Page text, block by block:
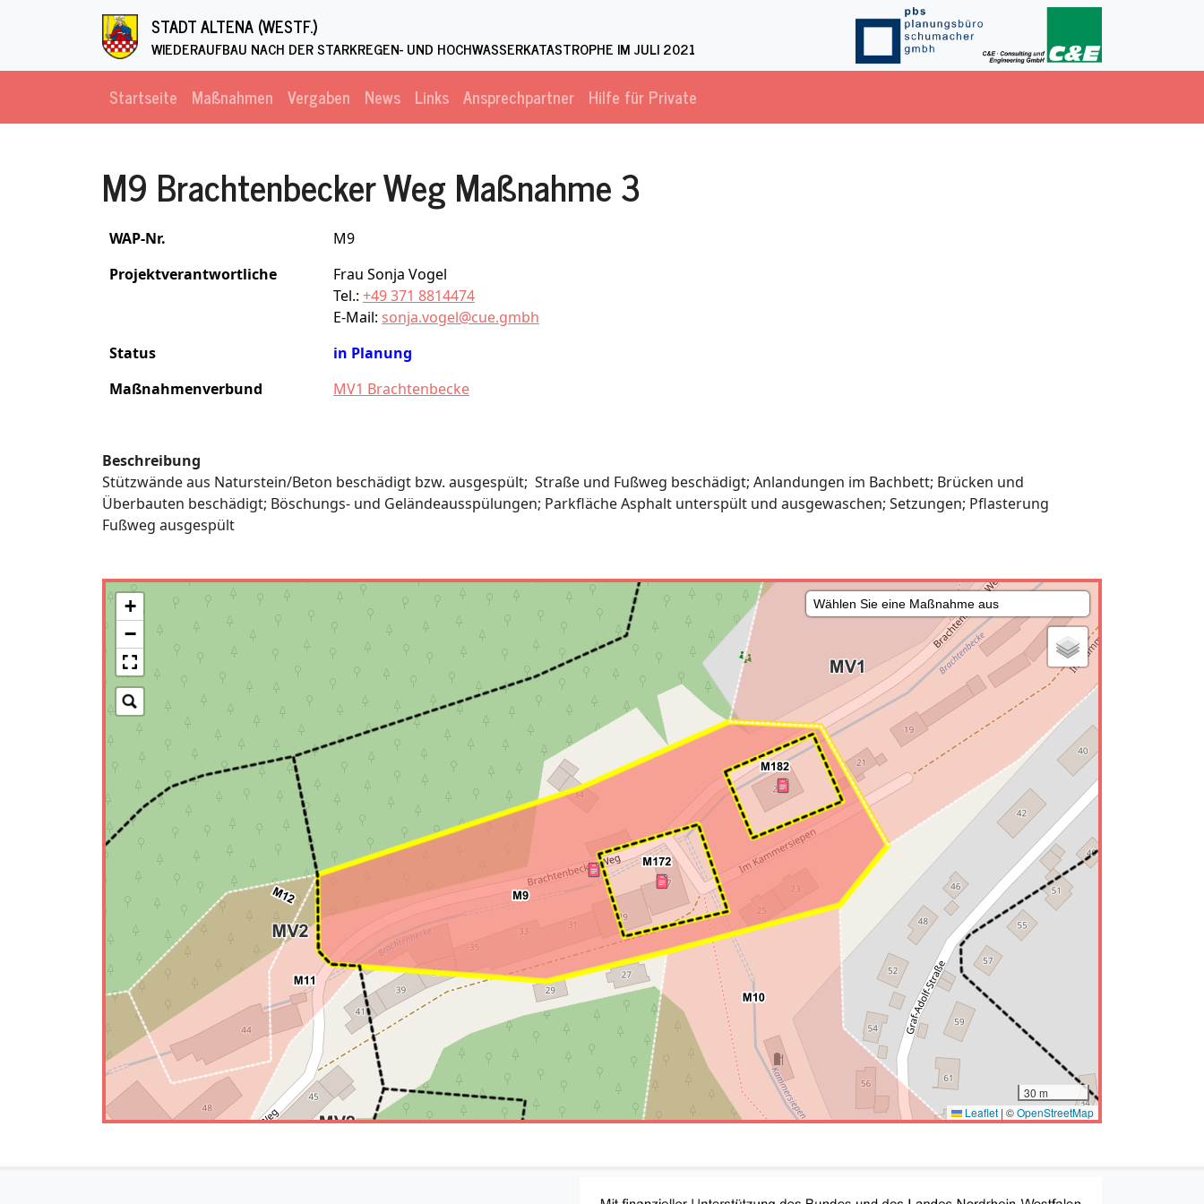
Direkt zum Inhalt
STADT ALTENA (WESTF.)
WIEDERAUFBAU NACH DER STARKREGEN- UND HOCHWASSERKATASTROPHE IM JULI 2021
Startseite Maßnahmen Vergaben News Links Ansprechpartner Hilfe für Private
M9 Brachtenbecker Weg Maßnahme 3
WAP-Nr.
M9
Projektverantwortliche
Frau Sonja Vogel
Tel.: +49 371 8814474
E-Mail: sonja.vogel@cue.gmbh
Status
in Planung
Maßnahmenverbund
MV1 Brachtenbecke
Beschreibung
Stützwände aus Naturstein/Beton beschädigt bzw. ausgespült; Straße und Fußweg beschädigt; Anlandungen im Bachbett; Brücken und
Überbauten beschädigt; Böschungs- und Geländeausspülungen; Parkfläche Asphalt unterspült und ausgewaschen; Setzungen; Pflasterung
Fußweg ausgespült